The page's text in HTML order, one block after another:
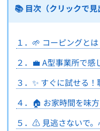
📚 目次（クリックで見
１．🌱 コーピングと
２．💼 A型事業所で
３．✨ すぐに試せる
４．🏠 お家時間を味
５．⚠️ 見逃さないで